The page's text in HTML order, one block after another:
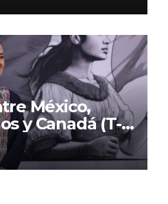
México,
y Canadá (T-
hasta el
Claudia